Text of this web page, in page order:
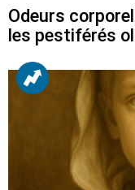
Odeurs
les pestiférés